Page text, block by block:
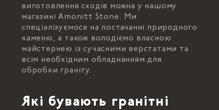
виготовлення сходів можна у нашому
магазині Amonitt Stone. Ми
спеціалізуємося на постачанні природного
каменю, а також володіємо власною
майстернею із сучасними верстатами та
всім необхідним обладнанням для
обробки граніту.
Які бувають гранітні